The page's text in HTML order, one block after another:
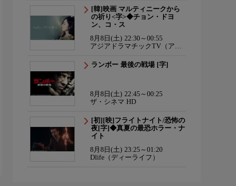
[韓]映画 マルティニークから
の祈り<字>◆チョン・ドヨ
ン、コ・ス
8月8日(土) 22:30～00:55
アジアドラマチックTV（アジ
ランボー 最後の戦場 [字]
8月8日(土) 22:45～00:25
ザ・シネマ HD
[初][映]フライトナイト/恐怖の
夜[字]◆真夏の最恐ホラー・ナ
イト
8月8日(土) 23:25～01:20
Dlife（ディーライフ）